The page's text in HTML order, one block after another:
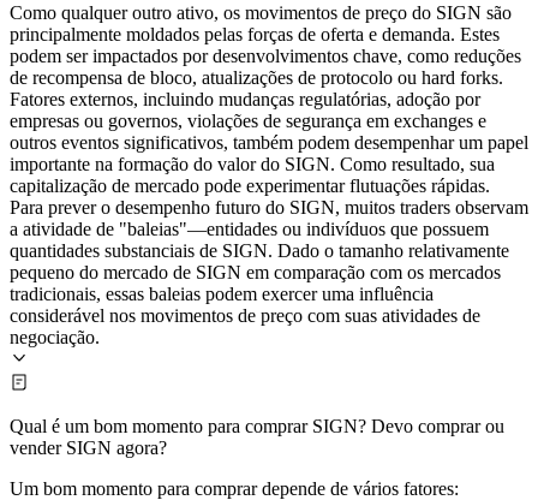
Como qualquer outro ativo, os movimentos de preço do SIGN são
principalmente moldados pelas forças de oferta e demanda. Estes
podem ser impactados por desenvolvimentos chave, como reduções
de recompensa de bloco, atualizações de protocolo ou hard forks.
Fatores externos, incluindo mudanças regulatórias, adoção por
empresas ou governos, violações de segurança em exchanges e
outros eventos significativos, também podem desempenhar um papel
importante na formação do valor do SIGN. Como resultado, sua
capitalização de mercado pode experimentar flutuações rápidas.
Para prever o desempenho futuro do SIGN, muitos traders observam
a atividade de "baleias"—entidades ou indivíduos que possuem
quantidades substanciais de SIGN. Dado o tamanho relativamente
pequeno do mercado de SIGN em comparação com os mercados
tradicionais, essas baleias podem exercer uma influência
considerável nos movimentos de preço com suas atividades de
negociação.
Qual é um bom momento para comprar SIGN? Devo comprar ou
vender SIGN agora?
Um bom momento para comprar depende de vários fatores: